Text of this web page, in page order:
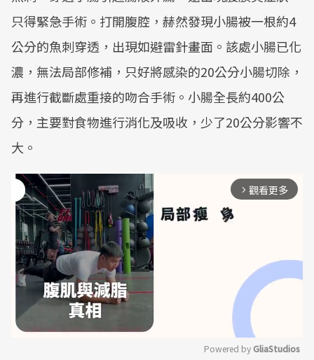
只得緊急手術。打開腹腔，赫然發現小腸被一根約4
公分的魚刺穿透，出現如避雷針畫面。該處小腸已化
濃，無法局部修補，只好將感染的20公分小腸切除，
再進行截斷處重接的吻合手術。小腸全長約400公
分，主要對食物進行消化及吸收，少了20公分影響不
大。
arrow_forward_ios 觀看更多
Powered by GliaStudios